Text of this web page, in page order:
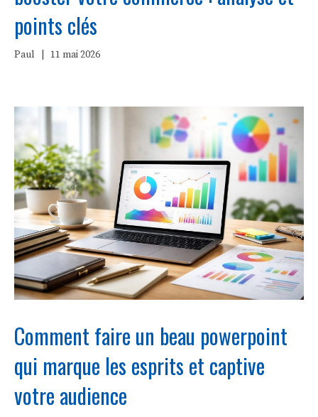
points clés
Paul 11 mai 2026
Comment faire un beau powerpoint
qui marque les esprits et captive
votre audience